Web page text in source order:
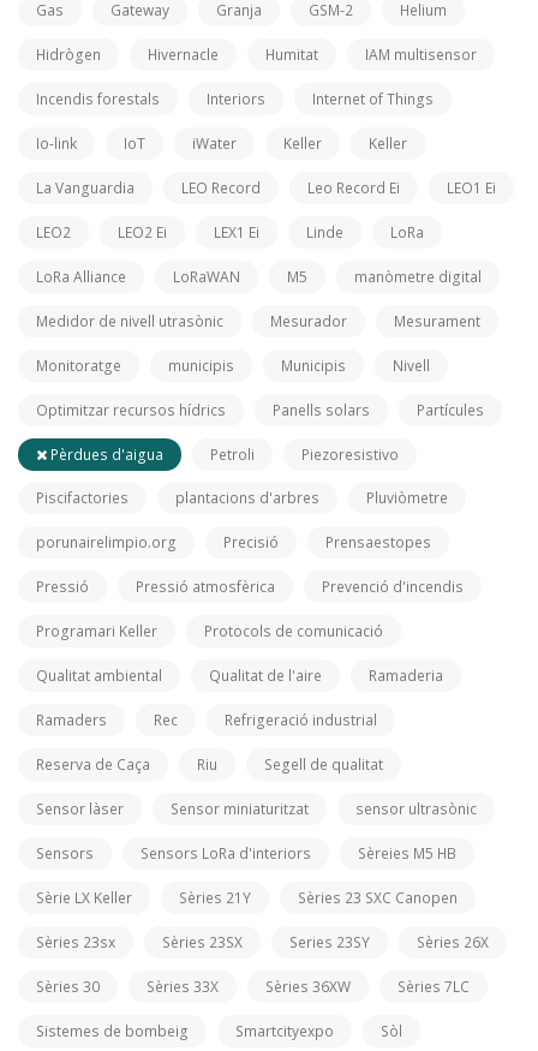
Gas Gateway Granja GSM-2 Helium
Hidrògen Hivernacle Humitat IAM multisensor
Incendis forestals Interiors Internet of Things
Io-link IoT iWater Keller Keller
La Vanguardia LEO Record Leo Record Ei LEO1 Ei
LEO2 LEO2 Ei LEX1 Ei Linde LoRa
LoRa Alliance LoRaWAN M5 manòmetre digital
Medidor de nivell utrasònic Mesurador Mesurament
Monitoratge municipis Municipis Nivell
Optimitzar recursos hídrics Panells solars Partícules
Pèrdues d'aigua Petroli Piezoresistivo
Piscifactories plantacions d'arbres Pluviòmetre
porunairelimpio.org Precisió Prensaestopes
Pressió Pressió atmosfèrica Prevenció d'incendis
Programari Keller Protocols de comunicació
Qualitat ambiental Qualitat de l'aire Ramaderia
Ramaders Rec Refrigeració industrial
Reserva de Caça Riu Segell de qualitat
Sensor làser Sensor miniaturitzat sensor ultrasònic
Sensors Sensors LoRa d'interiors Sèreies M5 HB
Sèrie LX Keller Sèries 21Y Sèries 23 SXC Canopen
Sèries 23sx Sèries 23SX Series 23SY Sèries 26X
Sèries 30 Sèries 33X Sèries 36XW Sèries 7LC
Sistemes de bombeig Smartcityexpo Sòl